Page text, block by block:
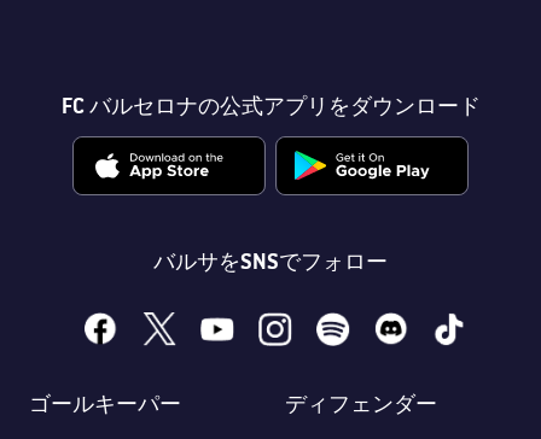
FC バルセロナの公式アプリをダウンロード
バルサをSNSでフォロー
facebook
x youtubeinstagramspotify discord tiktok
ゴールキーパー ディフェンダー